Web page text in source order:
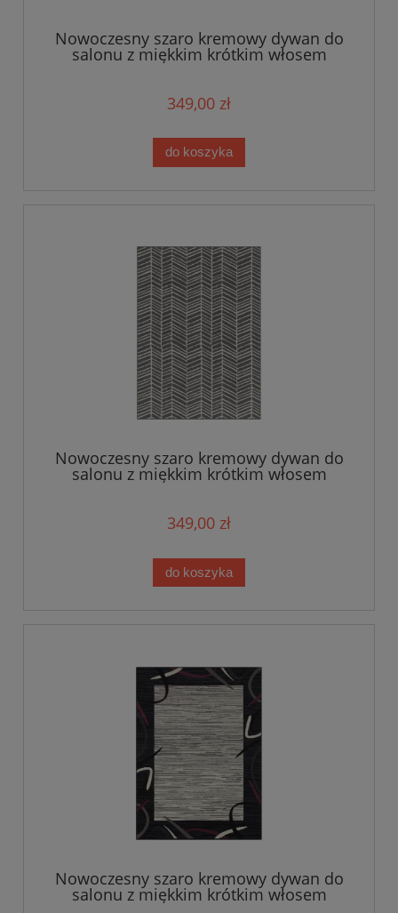
Nowoczesny szaro kremowy dywan do
salonu z miękkim krótkim włosem
Tapeso 180x260
349,00 zł
do koszyka
Nowoczesny szaro kremowy dywan do
salonu z miękkim krótkim włosem
Tapeso 180x260cm
349,00 zł
do koszyka
Nowoczesny szaro kremowy dywan do
salonu z miękkim krótkim włosem